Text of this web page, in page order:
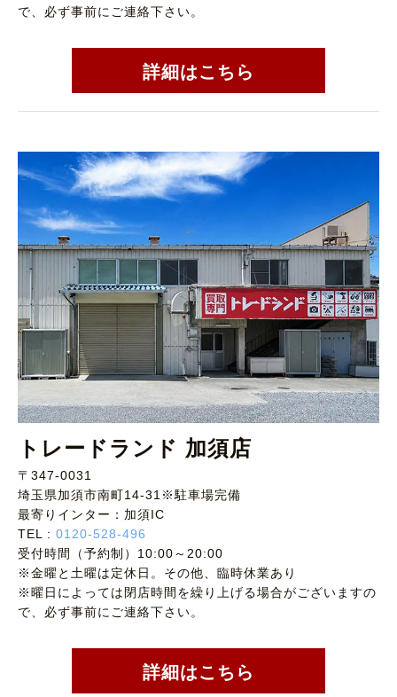
で、必ず事前にご連絡下さい。
詳細はこちら
トレードランド 加須店
〒347-0031
埼玉県加須市南町14-31※駐車場完備
最寄りインター：加須IC
TEL : 0120-528-496
受付時間（予約制）10:00～20:00
※金曜と土曜は定休日。その他、臨時休業あり
※曜日によっては閉店時間を繰り上げる場合がございますの
で、必ず事前にご連絡下さい。
詳細はこちら